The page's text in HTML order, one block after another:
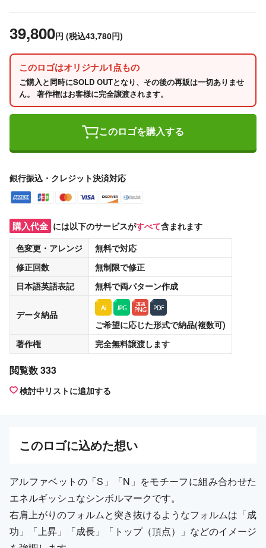
39,800円 (税込43,780円)
このロゴはオリジナル1点もの
ご購入と同時にSOLD OUTとなり、その後の再販は一切ありませ
ん。 著作権はお客様に完全譲渡されます。
このロゴを購入する
銀行振込・クレジット決済対応
購入代金 には以下のサービスがすべて含まれます
色変更・アレンジ
無料で対応
修正回数
無制限で修正
日本語英語表記
無料で両パターン作成
データ納品
ご希望に応じた形式で納品(複数可)
著作権
完全無料譲渡します
閲覧数 333
検討中リストに追加する
このロゴに込めた想い
アルファベットの「S」「N」をモチーフに組み合わせた
エネルギッシュなシンボルマークです。
右肩上がりのフォルムと突き抜けるようなフォルムは「成
功」「上昇」「成長」「トップ（頂点）」などのイメージ